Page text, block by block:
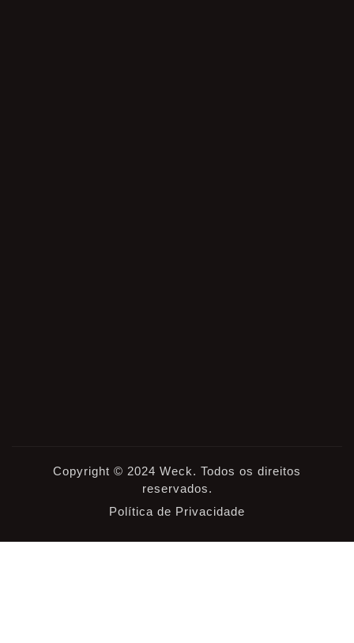
Copyright © 2024 Weck. Todos os direitos
reservados.
Política de Privacidade